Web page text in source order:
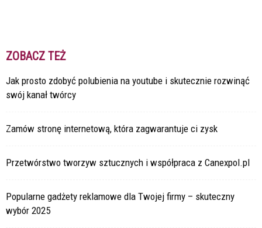
ZOBACZ TEŻ
Jak prosto zdobyć polubienia na youtube i skutecznie rozwinąć
swój kanał twórcy
Zamów stronę internetową, która zagwarantuje ci zysk
Przetwórstwo tworzyw sztucznych i współpraca z Canexpol.pl
Popularne gadżety reklamowe dla Twojej firmy – skuteczny
wybór 2025